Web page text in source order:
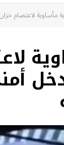
مأساوية لاعتصام